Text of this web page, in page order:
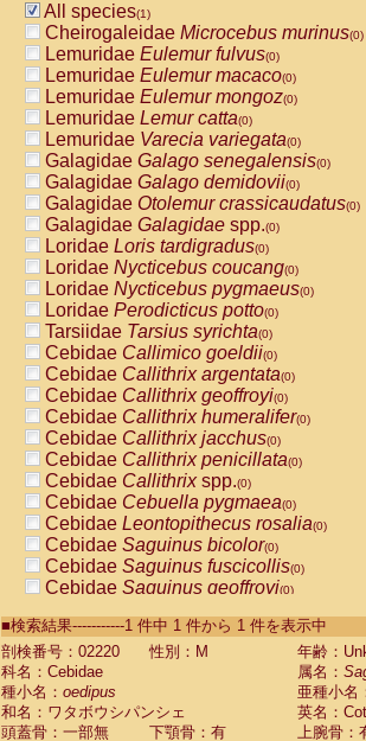
All species(1)
Cheirogaleidae Microcebus murinus(0)
Lemuridae Eulemur fulvus(0)
Lemuridae Eulemur macaco(0)
Lemuridae Eulemur mongoz(0)
Lemuridae Lemur catta(0)
Lemuridae Varecia variegata(0)
Galagidae Galago senegalensis(0)
Galagidae Galago demidovii(0)
Galagidae Otolemur crassicaudatus(0)
Galagidae Galagidae spp.(0)
Loridae Loris tardigradus(0)
Loridae Nycticebus coucang(0)
Loridae Nycticebus pygmaeus(0)
Loridae Perodicticus potto(0)
Tarsiidae Tarsius syrichta(0)
Cebidae Callimico goeldii(0)
Cebidae Callithrix argentata(0)
Cebidae Callithrix geoffroyi(0)
Cebidae Callithrix humeralifer(0)
Cebidae Callithrix jacchus(0)
Cebidae Callithrix penicillata(0)
Cebidae Callithrixspp.(0)
Cebidae Cebuella pygmaea(0)
Cebidae Leontopithecus rosalia(0)
Cebidae Saguinus bicolor(0)
Cebidae Saguinus fuscicollis(0)
Cebidae Saguinus geoffroyi(0)
CebidaeSaguinus labiatus(0)
Cebidae Saguinus leucopus (0)
Cebidae
Cebidae
CebidaeSaguinus nigricollis (0)
Cebidae Saguinus oedipus
■検索結果-----------1 件中 1 件から 1 件を表示中
剖検番号：02220
性別：M
年齢：
科名：Cebidae
属名：
種小名： oedipus
亜種小名
和名：ワタボウシパンシェ
英名：
頭蓋骨：一部無
下顎骨：有
上腕骨：